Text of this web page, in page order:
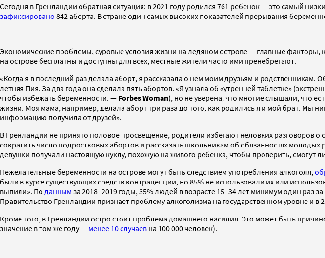
Сегодня в Гренландии обратная ситуация: в 2021 году родился 761 ребенок — это самый
зафиксировано 842 аборта. В стране один самых высоких показателей прерывания
Экономические проблемы, суровые условия жизни на ледяном острове — главные
на острове бесплатны и доступны для всех, местные жители часто ими пренебрегают.
«Когда я в последний раз делала аборт, я рассказала о нем моим друзьям и
летняя Пия. За два года она сделала пять абортов. «Я узнала об «утренней таблетке»
чтобы избежать беременности. — Forbes Woman), но не уверена, что многие слышали, что
жизни. Моя мама, например, делала аборт три раза до того, как родились я и мой брат. Мы
информацию получила от друзей».
В Гренландии не принято половое просвещение, родители избегают неловких
сократить число подростковых абортов и рассказать школьникам об обязанностях
девушки получали настоящую куклу, похожую на живого ребенка, чтобы проверить, смогут
Нежелательные беременности на острове могут быть следствием употребления алкоголя,
были в курсе существующих средств контрацепции, но 85% не использовали их или
выпили». По данным за 2018–2019 годы, 35% людей в возрасте 15–34 лет минимум один раз
Правительство Гренландии признает проблему алкоголизма на государственном уровне и в
Кроме того, в Гренландии остро стоит проблема домашнего насилия. Это может быть
значение в том же году — менее 10 случаев на 100 000 человек).